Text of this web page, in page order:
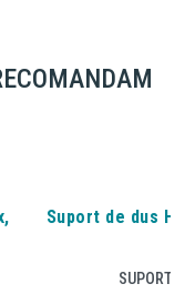
Suport de dus
SUPORT